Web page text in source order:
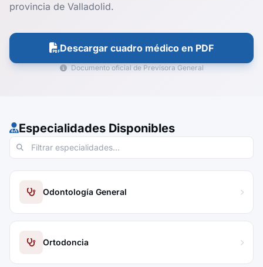
provincia de Valladolid.
Descargar cuadro médico en PDF
Documento oficial de Previsora General
Especialidades Disponibles
Odontología General
Ortodoncia